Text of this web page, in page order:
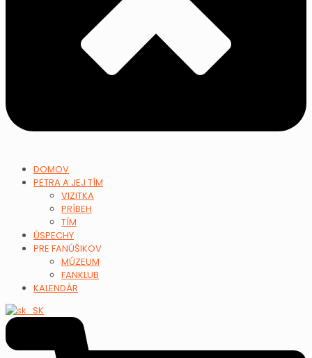
DOMOV
PETRA A JEJ TÍM
VIZITKA
PRÍBEH
TÍM
ÚSPECHY
PRE FANÚŠIKOV
MÚZEUM
FANKLUB
KALENDÁR